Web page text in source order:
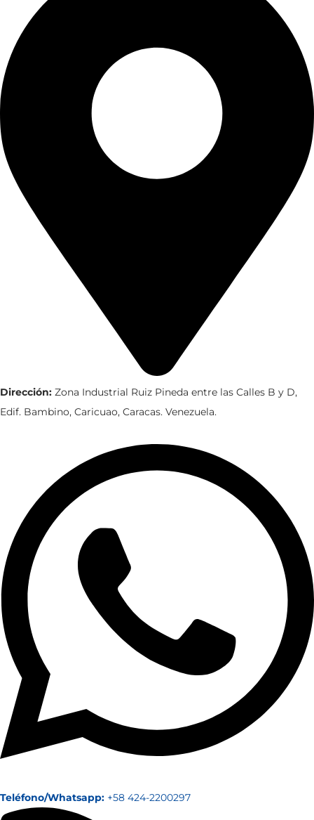
Dirección: Zona Industrial Ruiz Pineda entre las Calles B y D,
Edif. Bambino, Caricuao, Caracas. Venezuela.
Teléfono/Whatsapp: +58 424-2200297